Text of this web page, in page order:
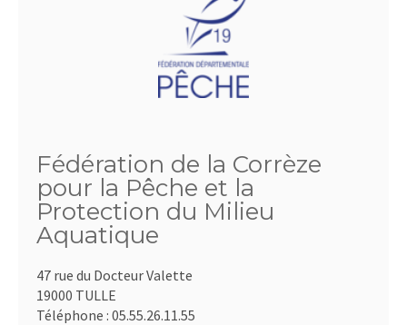
Fédération de la Corrèze
pour la Pêche et la
Protection du Milieu
Aquatique
47 rue du Docteur Valette
19000 TULLE
Téléphone : 05.55.26.11.55